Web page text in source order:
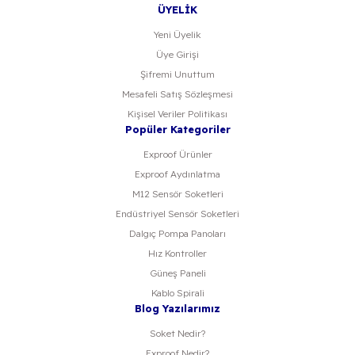
ÜYELİK
Yeni Üyelik
Üye Girişi
Şifremi Unuttum
Mesafeli Satış Sözleşmesi
Kişisel Veriler Politikası
Popüler Kategoriler
Exproof Ürünler
Exproof Aydınlatma
M12 Sensör Soketleri
Endüstriyel Sensör Soketleri
Dalgıç Pompa Panoları
Hız Kontroller
Güneş Paneli
Kablo Spirali
Blog Yazılarımız
Soket Nedir?